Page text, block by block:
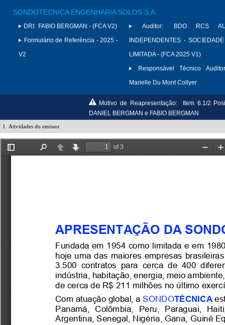
SONDOTECNICA ENGENHARIA SOLOS S.A.
DRI: FABIO BERGMAN - (FCA V2)
Formulário de Referência - 2025 -
V2
Auditor:
BDO RCS
INDEPENDENTES -
LIMITADA - (FCA 2025 V1)
Responsável Técnico
Marielle Du Mont Collyer
Motivo de Reapresentação:
Item 6.1/2
DANIEL BERGMAN e FABIO BERGMAN